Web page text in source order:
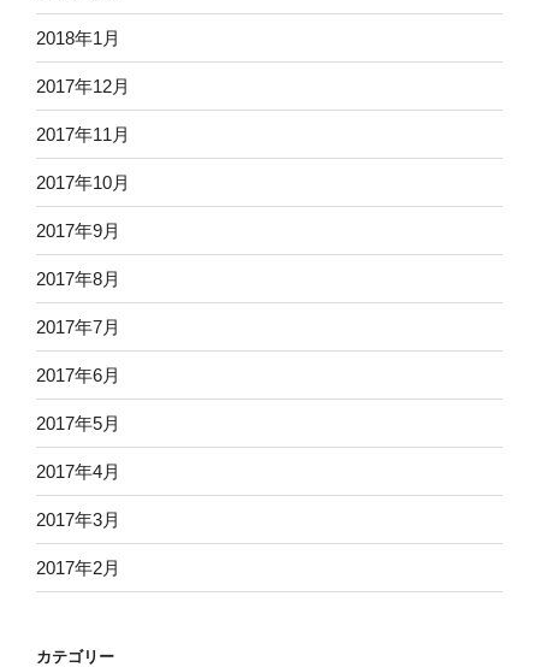
2018年1月
2017年12月
2017年11月
2017年10月
2017年9月
2017年8月
2017年7月
2017年6月
2017年5月
2017年4月
2017年3月
2017年2月
カテゴリー